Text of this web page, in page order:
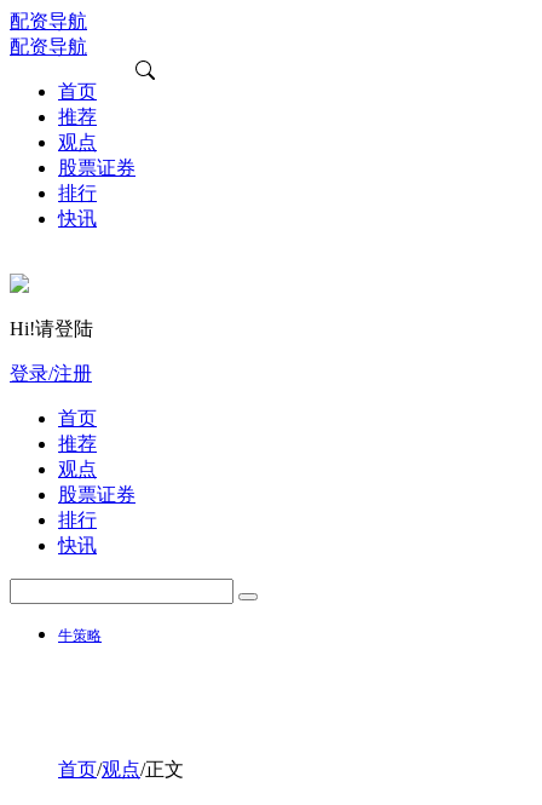
配资导航
配资导航
首页
推荐
观点
股票证券
排行
快讯
Hi!请登陆
登录/注册
首页
推荐
观点
股票证券
排行
快讯
牛策略
首页/观点/正文